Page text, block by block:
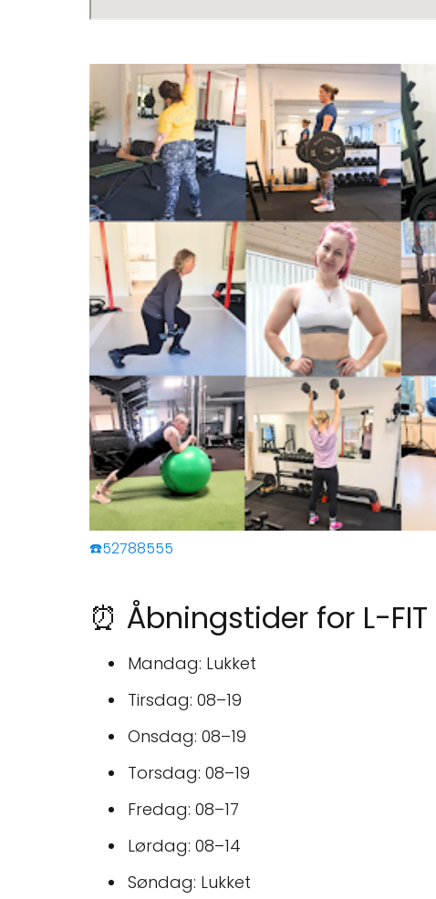
☎️52788555
⏰ Åbningstider for L-FIT
Mandag: Lukket
Tirsdag: 08–19
Onsdag: 08–19
Torsdag: 08–19
Fredag: 08–17
Lørdag: 08–14
Søndag: Lukket